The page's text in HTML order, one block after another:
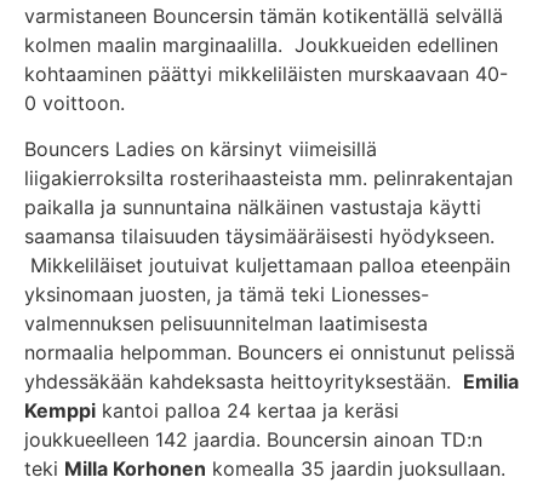
varmistaneen Bouncersin tämän kotikentällä selvällä
kolmen maalin marginaalilla. Joukkueiden edellinen
kohtaaminen päättyi mikkeliläisten murskaavaan 40-
0 voittoon.
Bouncers Ladies on kärsinyt viimeisillä
liigakierroksilta rosterihaasteista mm. pelinrakentajan
paikalla ja sunnuntaina nälkäinen vastustaja käytti
saamansa tilaisuuden täysimääräisesti hyödykseen.
Mikkeliläiset joutuivat kuljettamaan palloa eteenpäin
yksinomaan juosten, ja tämä teki Lionesses-
valmennuksen pelisuunnitelman laatimisesta
normaalia helpomman. Bouncers ei onnistunut pelissä
yhdessäkään kahdeksasta heittoyrityksestään. Emilia
Kemppi kantoi palloa 24 kertaa ja keräsi
joukkueelleen 142 jaardia. Bouncersin ainoan TD:n
teki Milla Korhonen komealla 35 jaardin juoksullaan.